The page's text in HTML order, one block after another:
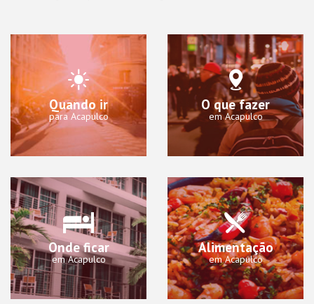
Quando ir
para Acapulco
O que fazer
em Acapulco
Onde ficar
em Acapulco
Alimentação
em Acapulco